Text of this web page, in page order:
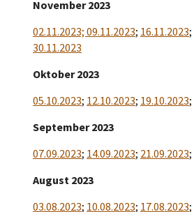
November 2023
02.11.2023; 09.11.2023; 16.11.2023;
30.11.2023
Oktober 2023
05.10.2023; 12.10.2023; 19.10.2023;
September 2023
07.09.2023; 14.09.2023; 21.09.2023;
August 2023
03.08.2023; 10.08.2023; 17.08.2023;